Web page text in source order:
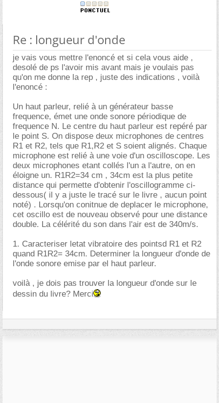
Re : longueur d'onde
je vais vous mettre l'enoncé et si cela vous aide ,
desolé de ps l'avoir mis avant mais je voulais pas
qu'on me donne la rep , juste des indications , voilà
l'enoncé :
Un haut parleur, relié à un générateur basse
frequence, émet une onde sonore périodique de
frequence N. Le centre du haut parleur est repéré par
le point S. On dispose deux microphones de centres
R1 et R2, tels que R1,R2 et S soient alignés. Chaque
microphone est relié à une voie d'un oscilloscope. Les
deux microphones etant collés l'un a l'autre, on en
éloigne un. R1R2=34 cm , 34cm est la plus petite
distance qui permette d'obtenir l'oscillogramme ci-
dessous( il y a juste le tracé sur le livre , aucun point
noté) . Lorsqu'on conitnue de deplacer le microphone,
cet oscillo est de nouveau observé pour une distance
double. La célérité du son dans l'air est de 340m/s.
1. Caracteriser letat vibratoire des pointsd R1 et R2
quand R1R2= 34cm. Determiner la longueur d'onde de
l'onde sonore emise par el haut parleur.
voilà , je dois pas trouver la longueur d'onde sur le
dessin du livre? Merci